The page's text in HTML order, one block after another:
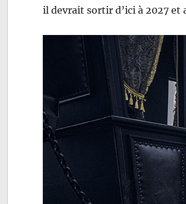
il devrait sortir d’ici à 2027